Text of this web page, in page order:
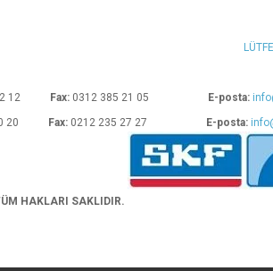
12 12 Fax: 0312 385 21 05 E-posta:
20 20 Fax: 0212 235 27 27 E-posta:
HAKLARI SAKLIDIR.